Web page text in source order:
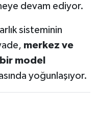
devam ediyor.
sisteminin
merkez ve
model
yoğunlaşıyor.